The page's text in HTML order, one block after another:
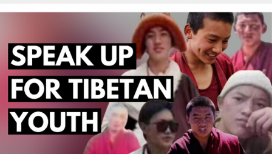
n